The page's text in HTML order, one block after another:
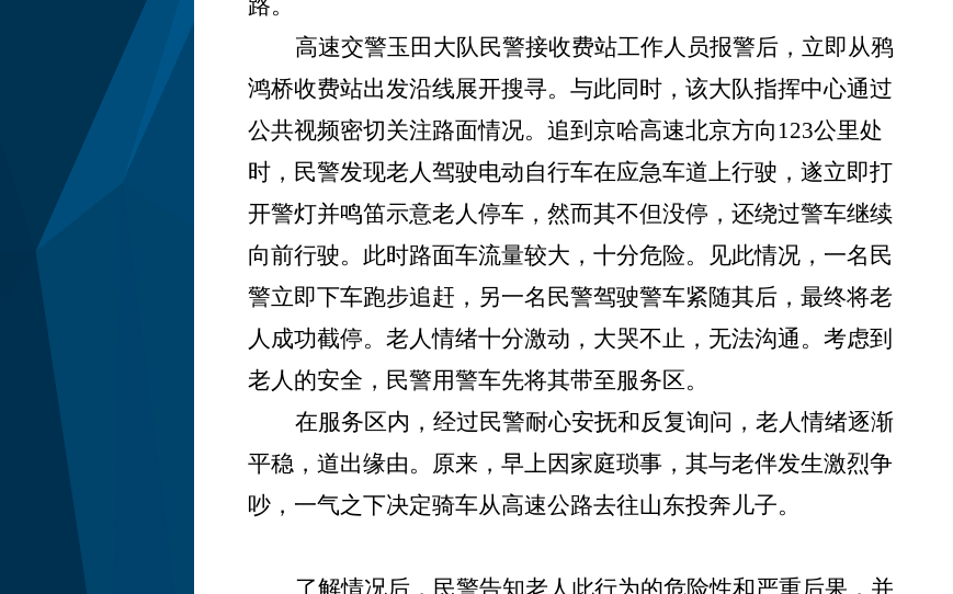
路。
高速交警玉田大队民警接收费站工作人员报警后，立即从鸦
鸿桥收费站出发沿线展开搜寻。与此同时，该大队指挥中心通过
公共视频密切关注路面情况。追到京哈高速北京方向 123公里处
时，民警发现老人驾驶电动自行车在应急车道上行驶，遂立即打
开警灯并鸣笛示意老人停车，然而其不但没停，还绕过警车继续
向前行驶。此时路面车流量较大，十分危险。见此情况，一名民
警立即下车跑步追赶，另一名民警驾驶警车紧随其后，最终将老
人成功截停。老人情绪十分激动，大哭不止，无法沟通。考虑到
老人的安全，民警用警车先将其带至服务区。
在服务区内，经过民警耐心安抚和反复询问，老人情绪逐渐
平稳，道出缘由。原来，早上因家庭琐事，其与老伴发生激烈争
吵，一气之下决定骑车从高速公路去往山东投奔儿子。
了解情况后，民警告知老人此行为的危险性和严重后果，并